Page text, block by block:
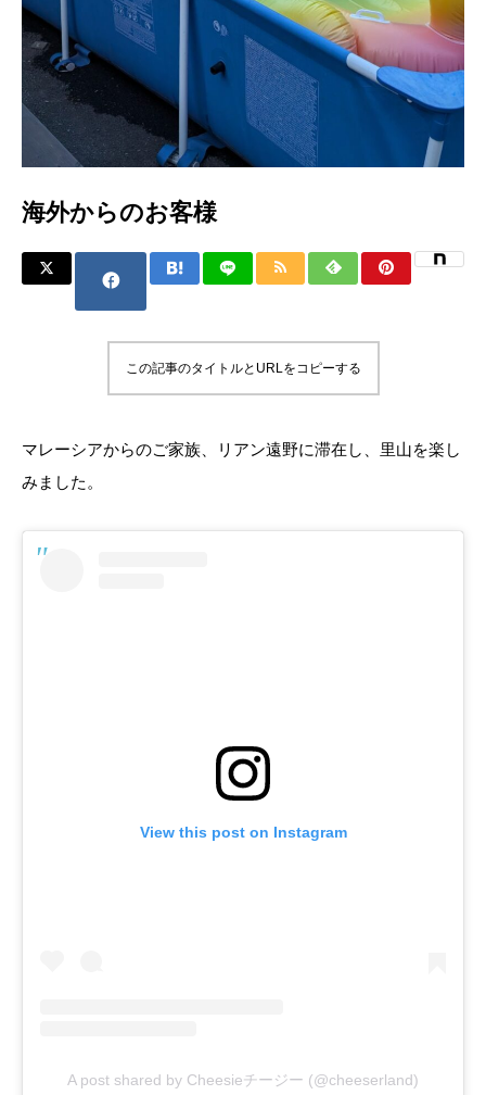
海外からのお客様
この記事のタイトルとURLをコピーする
マレーシアからのご家族、リアン遠野に滞在し、里山を楽し
みました。
View this post on Instagram
A post shared by Cheesieチージー (@cheeserland)